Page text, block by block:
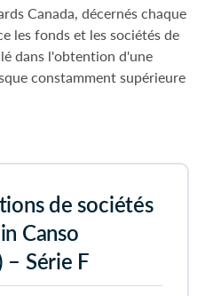
Canada, décernés chaque
les fonds et les sociétés de
dans l'obtention d'une
constamment supérieure
de sociétés
Canso
– Série F